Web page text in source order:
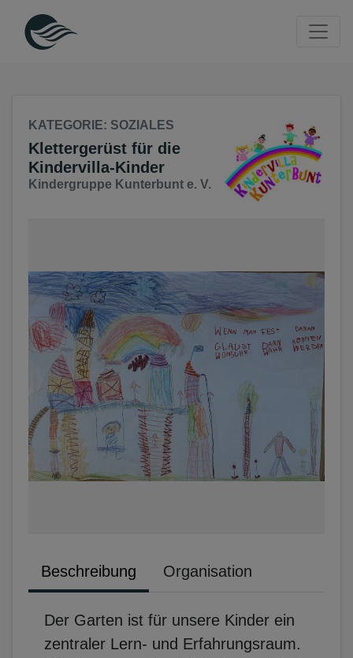
Seite
Klicken Sie, um die Navigation zu überspringen und zum
KATEGORIE: SOZIALES
Klettergerüst für die
Kindervilla-Kinder
Kindergruppe Kunterbunt e. V.
Beschreibung Organisation
Der Garten ist für unsere Kinder ein
zentraler Lern- und Erfahrungsraum.